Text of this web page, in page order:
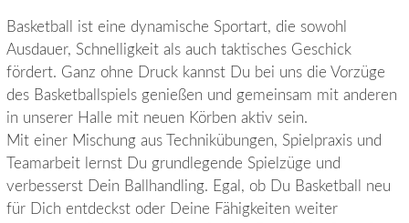
Basketball ist eine dynamische Sportart, die sowohl
Ausdauer, Schnelligkeit als auch taktisches Geschick
fördert. Ganz ohne Druck kannst Du bei uns die Vorzüge
des Basketballspiels genießen und gemeinsam mit anderen
in unserer Halle mit neuen Körben aktiv sein.
Mit einer Mischung aus Technikübungen, Spielpraxis und
Teamarbeit lernst Du grundlegende Spielzüge und
verbesserst Dein Ballhandling. Egal, ob Du Basketball neu
für Dich entdeckst oder Deine Fähigkeiten weiter